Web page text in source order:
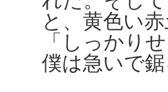
と、黄色い
「しっかり
僕は急いで